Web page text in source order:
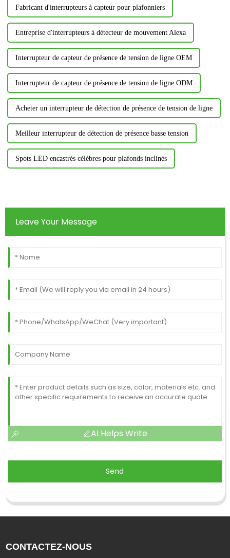
Fabricant d'interrupteurs à capteur pour plafonniers
Entreprise d'interrupteurs à détecteur de mouvement Alexa
Interrupteur de capteur de présence de tension de ligne OEM
Interrupteur de capteur de présence de tension de ligne ODM
Acheter un interrupteur de détection de présence de tension de ligne
Meilleur interrupteur de détection de présence basse tension
Spots LED encastrés célèbres pour plafonds inclinés
Leave Your Message
AI Helps Write
Send
CONTACTEZ-NOUS